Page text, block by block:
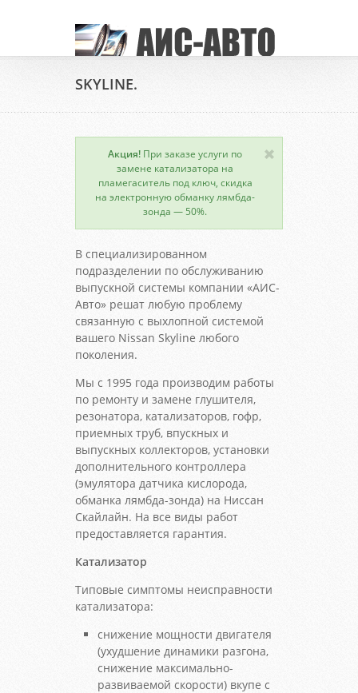
SKYLINE.
Акция! При заказе услуги по
замене катализатора на
пламегаситель под ключ, скидка
на электронную обманку лямбда-
зонда — 50%.
В специализированном
подразделении по обслуживанию
выпускной системы компании «АИС-
Авто» решат любую проблему
связанную с выхлопной системой
вашего Nissan Skyline любого
поколения.
Мы с 1995 года производим работы
по ремонту и замене глушителя,
резонатора, катализаторов, гофр,
приемных труб, впускных и
выпускных коллекторов, установки
дополнительного контроллера
(эмулятора датчика кислорода,
обманка лямбда-зонда) на Ниссан
Скайлайн. На все виды работ
предоставляется гарантия.
Катализатор
Типовые симптомы неисправности
катализатора:
снижение мощности двигателя
(ухудшение динамики разгона,
снижение максимально-
развиваемой скорости) вкупе с